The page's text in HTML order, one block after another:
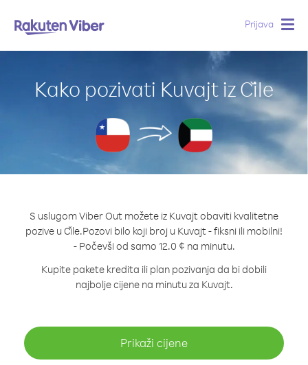
Prijava
Kako pozivati Kuvajt iz Čile
S uslugom Viber Out možete iz Kuvajt obaviti kvalitetne
pozive u Čile.Pozovi bilo koji broj u Kuvajt - fiksni ili mobilni!
- Počevši od samo 12.0 ¢ na minutu.
Kupite pakete kredita ili plan pozivanja da bi dobili
najbolje cijene na minutu za Kuvajt.
Prikaži cijene